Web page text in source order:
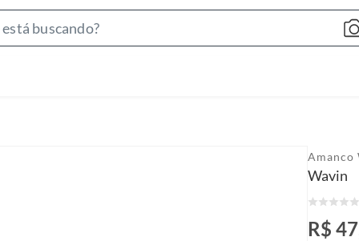
Amanco
Wavin
R$